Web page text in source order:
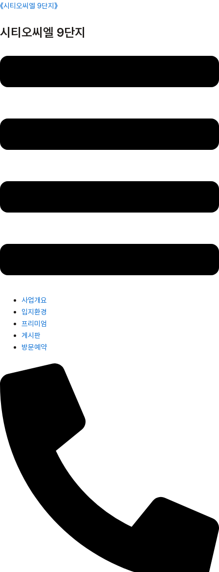
콘
츠
너
기
《시티오씨엘 9단지》
시티오씨엘 9단지
Menu
사업개요
입지환경
프리미엄
게시판
방문예약